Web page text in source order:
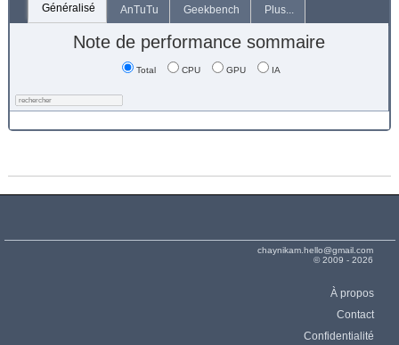
Généralisé AnTuTu Geekbench Plus...
Note de performance sommaire
Total CPU GPU IA
chaynikam.hello@gmail.com
© 2009 - 2026
À propos
Contact
Confidentialité